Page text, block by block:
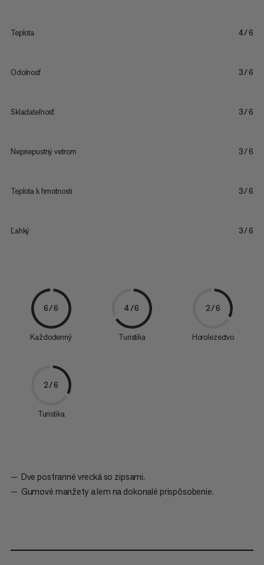
Teplota 4/6
Odolnosť 3/6
Skladateľnosť 3/6
Nepriepustný vetrom 3/6
Teplota k hmotnosti 3/6
Ľahký 3/6
6/6
Každodenný
4/6
Turistika
2/6
Horolezectvo
2/6
Turistika
Dve postranné vrecká so zipsami.
Gumové manžety a lem na dokonalé prispôsobenie.